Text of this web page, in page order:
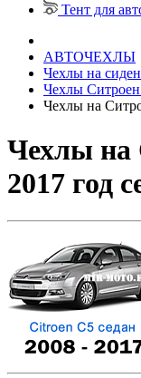
Тент для
АВТОЧЕХЛЫ
Чехлы на
Чехлы
Чехлы на
Чехлы на
2017 год